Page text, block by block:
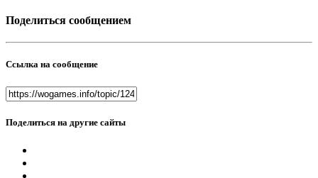
Поделиться сообщением
Ссылка на сообщение
Поделиться на другие сайты